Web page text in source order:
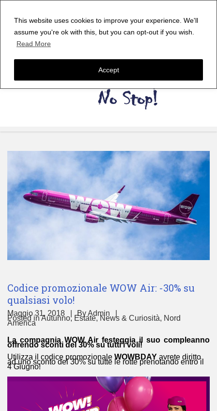
This website uses cookies to improve your experience. We'll
assume you're ok with this, but you can opt-out if you wish.
Read More
Accept
Codice promozionale WOW Air: -30% su
qualsiasi volo!
Maggio 31, 2018 ByAdmin
Posted inAutunno, Estate,News & Curiosità, Nord
America
La compagnia WOW Air festeggia il suo compleanno
offrendo sconti del 30% su tutti i voli!
Utilizza il codice promozionale WOWBDAY avrete diritto
ad uno sconto del 30% su tutte le rotte prenotando entro il
4 Giugno!